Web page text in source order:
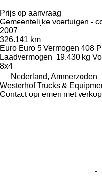
Prijs op aanvraag
Gemeentelijke voertuigen -
2007
326.141 km
Euro Euro 5 Vermogen 408
Laadvermogen 19.430 kg
8x4
Nederland, Ammerzoden
Westerhof Trucks &
Contact opnemen met